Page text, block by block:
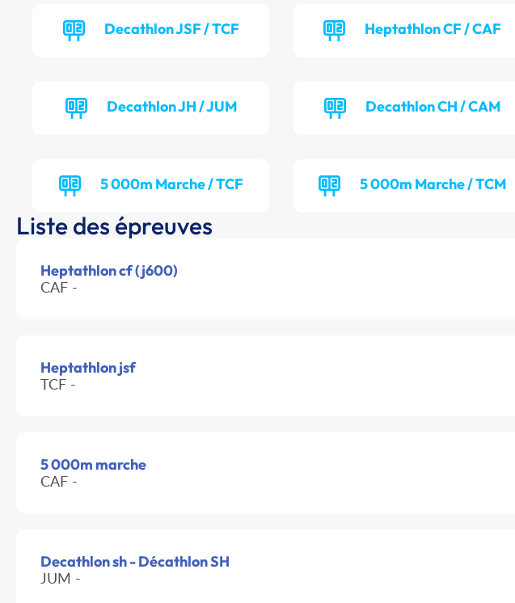
Decathlon JSF / TCF Heptathlon CF / CAF
Decathlon JH / JUM Decathlon CH / CAM
5 000m Marche / TCF 5 000m Marche / TCM
Liste des épreuves
Heptathlon cf (j600)
CAF -
Heptathlon jsf
TCF -
5 000m marche
CAF -
Decathlon sh - Décathlon SH
JUM -